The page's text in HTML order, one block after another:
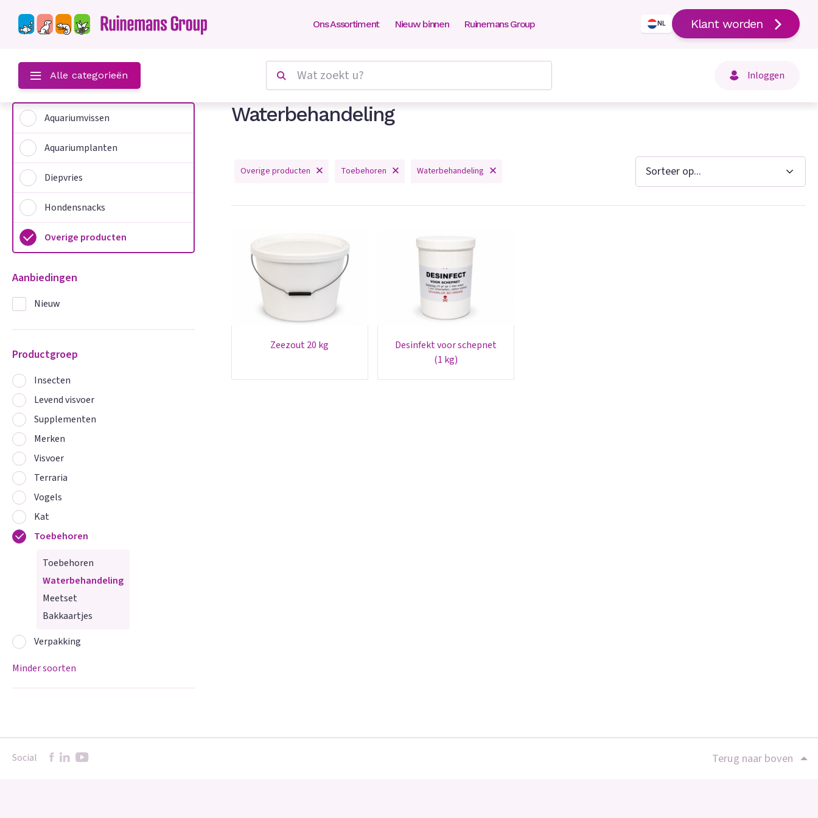
Ons Assortiment Nieuw binnen Ruinemans Group NL Klant worden
Alle categorieën Inloggen
Aquariumvissen
Aquariumplanten
Diepvries
Hondensnacks
Overige producten
Aanbiedingen
Nieuw
Productgroep
Insecten
Levend visvoer
Supplementen
Merken
Visvoer
Terraria
Vogels
Kat
Toebehoren
Toebehoren
Waterbehandeling
Meetset
Bakkaartjes
Verpakking
Minder soorten
Waterbehandeling
Overige producten Toebehoren Waterbehandeling
zeezout 20 kg
desinfekt voor schepnet
(1 kg)
Social Terug naar boven